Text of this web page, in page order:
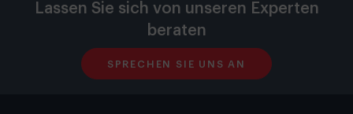
Lassen Sie sich von unseren Experten
beraten
SPRECHEN SIE UNS AN